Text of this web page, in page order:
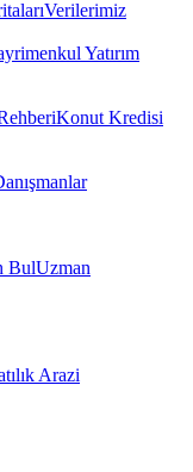
Verilerimiz
Yatırım
Konut Kredisi
BulUzman
Arazi